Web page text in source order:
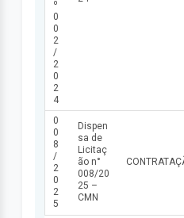
º
0
0
2
/
2
0
2
4
0
0
8
/
2
0
2
5
Dispen
sa de
Licitaç
ão n°
008/20
25 –
CMN